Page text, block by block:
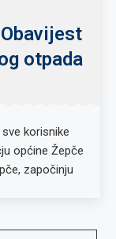
otpada
korisnike
općine Žepče
započinju